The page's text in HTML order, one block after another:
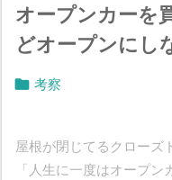
オープンカーを
どオープンにし
 考察
屋根が閉じてるクローズ
「人生に一度はオープ